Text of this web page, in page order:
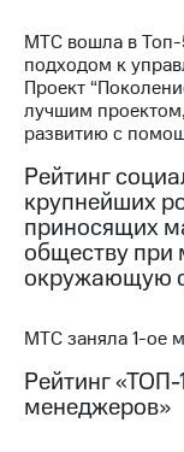
МТС вошла в
подходом к
Проект
лучшим
развитию с
Рейтинг
крупнейших
приносящих
обществу при
окружающую
МТС заняла 1-ое
Рейтинг
менеджеров»